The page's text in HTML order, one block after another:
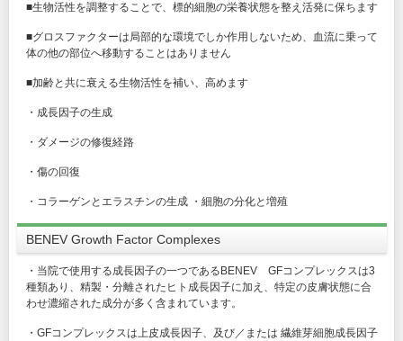
■生物活性を調整することで、標的細胞の栄養状態を整え活発に保ちます
■グロスファクターは局部的な環境でしか作用しないため、血流に乗って
体の他の部位へ移動することはありません
■加齢と共に衰える生物活性を補い、高めます
・成長因子の生成
・ダメージの修復経路
・傷の回復
・コラーゲンとエラスチンの生成 ・細胞の分化と増殖
BENEV Growth Factor Complexes
・当院で使用する成長因子の一つであるBENEV GFコンプレックスは3
種類あり、精製・分離されたヒト成長因子に加え、特定の皮膚状態に合
わせ濃縮された成分が多く含まれています。
・GFコンプレックスは上皮成長因子、及び／または 繊維芽細胞成長因子